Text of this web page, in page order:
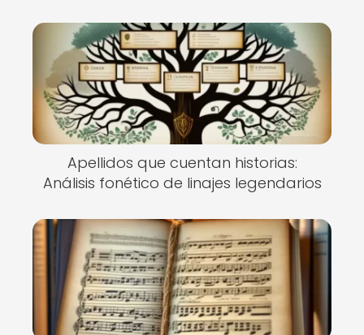
Apellidos que cuentan historias:
Análisis fonético de linajes legendarios